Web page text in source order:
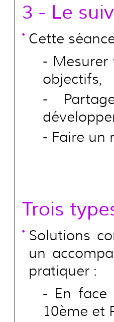
3 - Le
Cette
objectifs,
Faire un
Trois
Solutions
un
pratiquer :
En face
10ème et